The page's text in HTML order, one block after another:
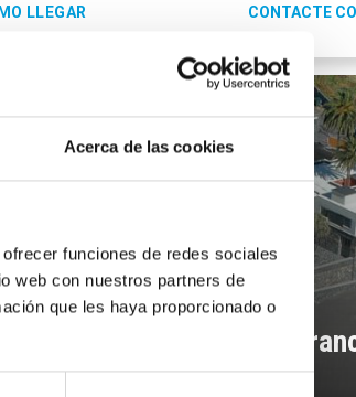
Acerca de las cookies
funciones de redes sociales
web con nuestros partners de
que les haya proporcionado o
LLEGAR CONTACTE
de La Palma